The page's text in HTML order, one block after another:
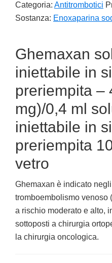
Categoria: Antitrombotici
Sostanza: Enoxaparina
Ghemaxan
iniettabile in
preriempita –
mg)/0,4 ml
iniettabile in
preriempita
vetro
Ghemaxan è indicato
tromboembolismo venoso
a rischio moderato e alto,
sottoposti a chirurgia
la chirurgia oncologica.